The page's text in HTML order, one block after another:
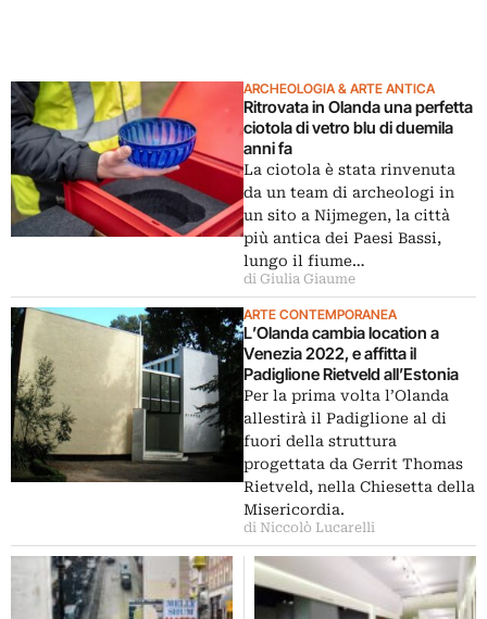
ARCHEOLOGIA & ARTE ANTICA
Ritrovata in Olanda una perfetta
ciotola di vetro blu di duemila
anni fa
La ciotola è stata rinvenuta
da un team di archeologi in
un sito a Nijmegen, la città
più antica dei Paesi Bassi,
lungo il fiume…
di Giulia Giaume
ARTE CONTEMPORANEA
L’Olanda cambia location a
Venezia 2022, e affitta il
Padiglione Rietveld all’Estonia
Per la prima volta l’Olanda
allestirà il Padiglione al di
fuori della struttura
progettata da Gerrit Thomas
Rietveld, nella Chiesetta della
Misericordia.
di Niccolò Lucarelli